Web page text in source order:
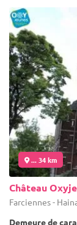
... 34 km
Château
Farciennes -
Demeure de